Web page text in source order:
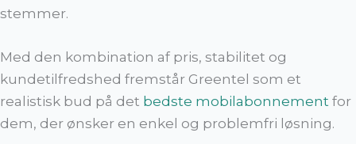
stemmer.
Med den kombination af pris, stabilitet og
kundetilfredshed fremstår Greentel som et
realistisk bud på det bedste mobilabonnement for
dem, der ønsker en enkel og problemfri løsning.